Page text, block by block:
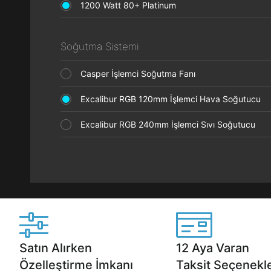
1200 Watt 80+ Platinum
Soğutma Sistemi
Casper İşlemci Soğutma Fanı
Excalibur RGB 120mm İşlemci Hava Soğutucu
Excalibur RGB 240mm İşlemci Sıvı Soğutucu
Satın Alırken
Özelleştirme İmkanı
12 Aya Varan
Taksit